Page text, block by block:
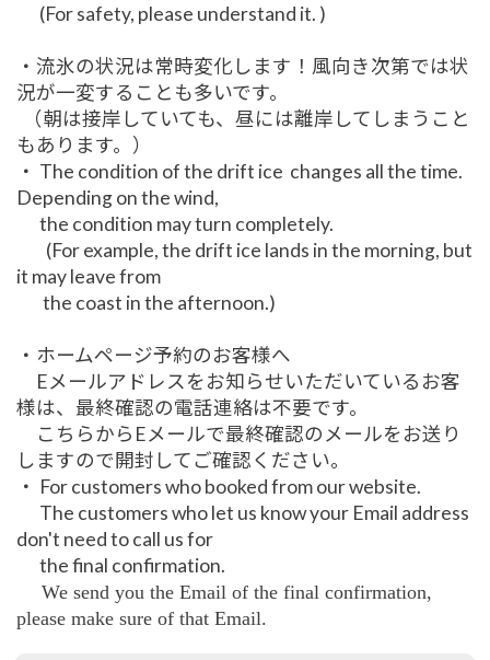
(For safety, please understand it. )
・流氷の状況は常時変化します！風向き次第では状
況が一変することも多いです。
（朝は接岸していても、昼には離岸してしまうこと
もあります。）
・ The condition of the drift ice changes all the time.
Depending on the wind,
the condition may turn completely.
(For example, the drift ice lands in the morning, but
it may leave from
the coast in the afternoon.)
・ホームページ予約のお客様へ
Eメールアドレスをお知らせいただいているお客
様は、最終確認の電話連絡は不要です。
こちらからEメールで最終確認のメールをお送り
しますので開封してご確認ください。
・ For customers who booked from our website.
The customers who let us know your Email address
don't need to call us for
the final confirmation.
We send you the Email of the final confirmation,
please make sure of that Email.